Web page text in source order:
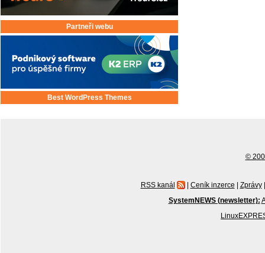
Partneři webu
Best WordPress Themes
©
RSS kanál | Ceník inzerce | Zprávy |
SystemNEWS (newsletter):